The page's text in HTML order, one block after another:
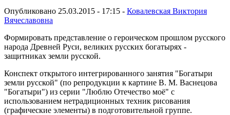
Опубликовано 25.03.2015 - 17:15 - Ковалевская Виктория
Вячеславовна
Формировать представление о героическом прошлом русского
народа Древней Руси, великих русских богатырях -
защитниках земли русской.
Конспект открытого интегрированного занятия "Богатыри
земли русской" (по репродукции к картине В. М. Васнецова
"Богатыри") из серии "Люблю Отечество моё" с
использованием нетрадиционных техник рисования
(графические элементы) в подготовительной группе.